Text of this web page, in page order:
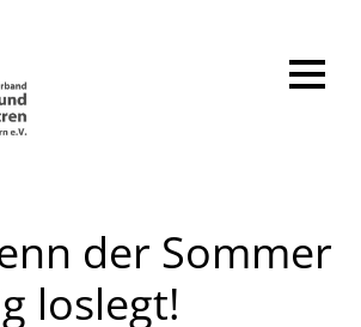
der Sommer
loslegt!